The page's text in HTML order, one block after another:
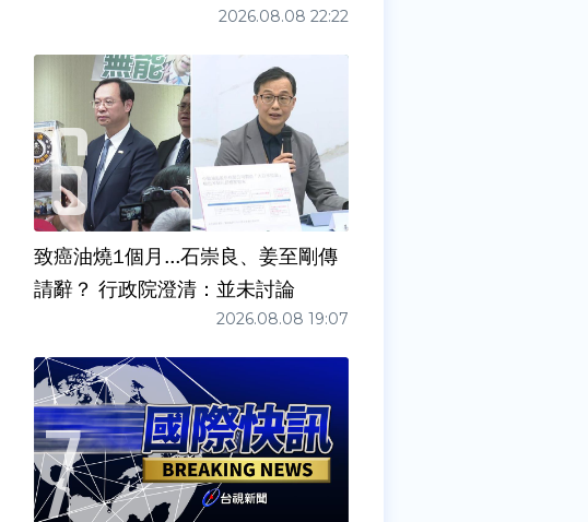
2026.08.08 22:22
致癌油燒1個月...石崇良、姜至剛傳
請辭？ 行政院澄清：並未討論
2026.08.08 19:07